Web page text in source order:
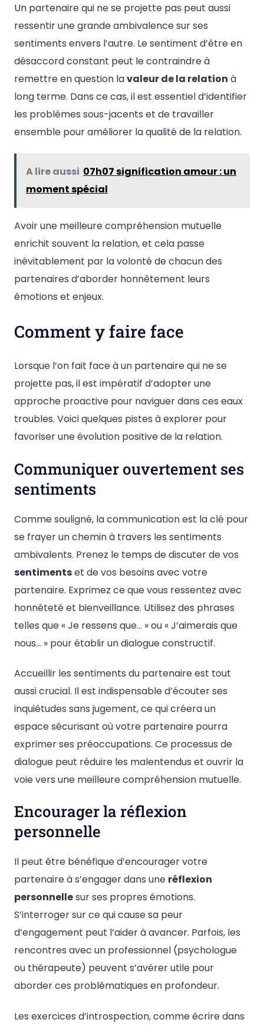
Un partenaire qui ne se projette pas peut aussi
ressentir une grande ambivalence sur ses
sentiments envers l’autre. Le sentiment d’être en
désaccord constant peut le contraindre à
remettre en question lavaleur de la relation à
long terme. Dans ce cas, il est essentiel d’identifier
les problèmes sous-jacents et de travailler
ensemble pour améliorer la qualité de la relation.
A lire aussi 07h07 signification amour : un
moment spécial
Avoir une meilleure compréhension mutuelle
enrichit souvent la relation, et cela passe
inévitablement par la volonté de chacun des
partenaires d’aborder honnêtement leurs
émotions et enjeux.
Comment y faire face
Lorsque l’on fait face à un partenaire qui ne se
projette pas, il est impératif d’adopter une
approche proactive pour naviguer dans ces eaux
troubles. Voici quelques pistes à explorer pour
favoriser une évolution positive de la relation.
Communiquer ouvertement ses
sentiments
Comme souligné, la communication est la clé pour
se frayer un chemin à travers les sentiments
ambivalents. Prenez le temps de discuter de vos
sentimentset de vos besoins avec votre
partenaire. Exprimez ce que vous ressentez avec
honnêteté et bienveillance. Utilisez des phrases
telles que « Je ressens que… » ou « J’aimerais que
nous… » pour établir un dialogue constructif.
Accueillir les sentiments du partenaire est tout
aussi crucial. Il est indispensable d’écouter ses
inquiétudes sans jugement, ce qui créera un
espace sécurisant où votre partenaire pourra
exprimer ses préoccupations. Ce processus de
dialogue peut réduire les malentendus et ouvrir la
voie vers une meilleure compréhension mutuelle.
Encourager la réflexion
personnelle
Il peut être bénéfique d’encourager votre
partenaire à s’engager dans une réflexion
personnellesur ses propres émotions.
S’interroger sur ce qui cause sa peur
d’engagement peut l’aider à avancer. Parfois, les
rencontres avec un professionnel (psychologue
ou thérapeute) peuvent s’avérer utile pour
aborder ces problématiques en profondeur.
Les exercices d’introspection, comme écrire dans